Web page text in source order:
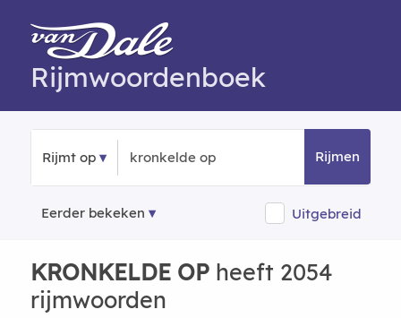
Rijmwoordenboek
Rijmt op Rijmen
Eerder bekeken Uitgebreid
KRONKELDE OPheeft 2054
rijmwoorden